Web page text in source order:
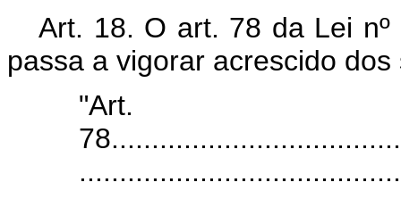
Art. 18. O art. 78 da Lei
passa a vigorar acrescido
"Art.